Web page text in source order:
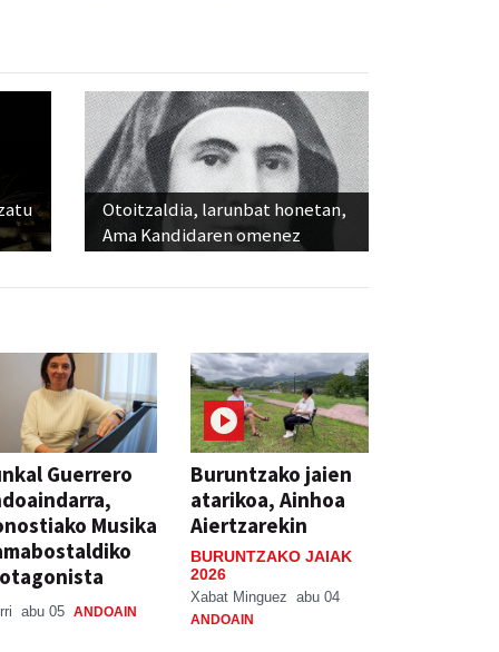
Otoitzaldia, larunbat honetan,
Ama Kandidaren omenez
Guerrero
Musika
abu 05 ANDOAIN
Buruntzako jaien
atarikoa, Ainhoa
Aiertzarekin
BURUNTZAKO JAIAK
2026
Xabat Minguez abu 04
ANDOAIN